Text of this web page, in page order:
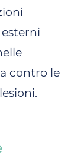
contro le